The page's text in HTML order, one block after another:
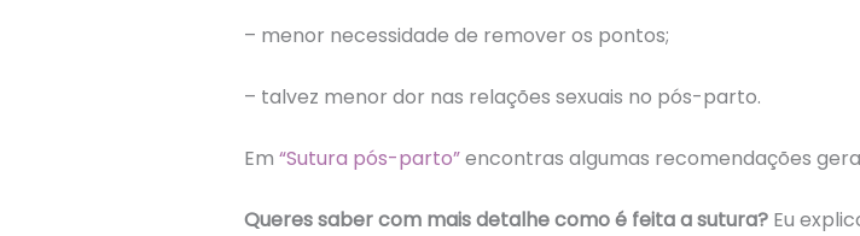
– menor necessidade de remover os pontos;
– talvez menor dor nas relações sexuais no pós-parto.
Em “Sutura pós-parto”encontras algumas recomendações
Queres saber com mais detalhe como é feita a sutura? Eu